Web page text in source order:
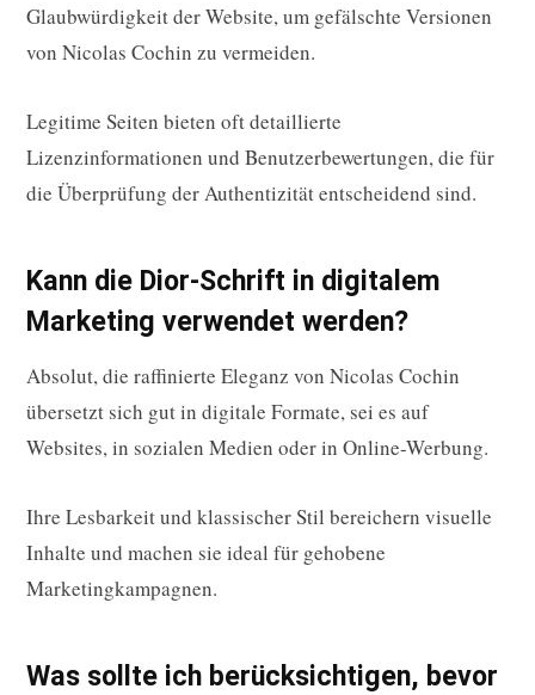
Glaubwürdigkeit der Website, um gefälschte Versionen
von Nicolas Cochin zu vermeiden.
Legitime Seiten bieten oft detaillierte
Lizenzinformationen und Benutzerbewertungen, die für
die Überprüfung der Authentizität entscheidend sind.
Kann die Dior-Schrift in digitalem
Marketing verwendet werden?
Absolut, die raffinierte Eleganz von Nicolas Cochin
übersetzt sich gut in digitale Formate, sei es auf
Websites, in sozialen Medien oder in Online-Werbung.
Ihre Lesbarkeit und klassischer Stil bereichern visuelle
Inhalte und machen sie ideal für gehobene
Marketingkampagnen.
Was sollte ich berücksichtigen, bevor